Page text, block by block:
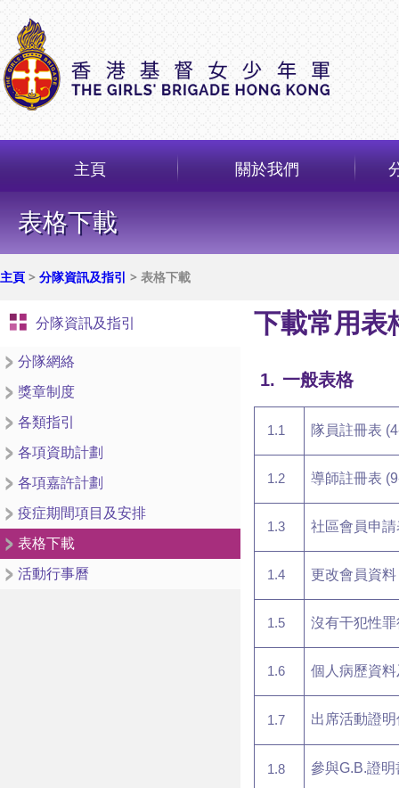
主頁 關於我們
表格下載
主頁 > 分隊資訊及指引 > 表格下載
分隊資訊及指引
分隊網絡
獎章制度
各類指引
各項資助計劃
各項嘉許計劃
疫症期間項目及安排
表格下載
活動行事曆
下載常用表
1. 一般表格
1.1 隊員註冊表
1.2 導師註冊表
1.3 社區會員申請
1.4 更改會員資
1.5 沒有干犯性
1.6 個人病歷資
1.7 出席活動證
1.8 參與G.B.證明